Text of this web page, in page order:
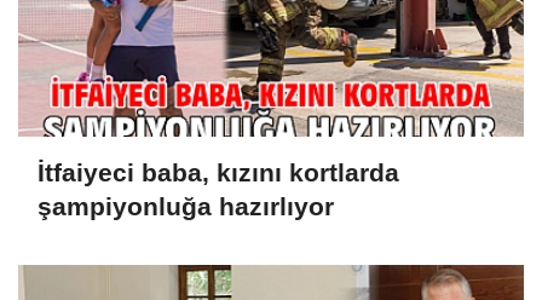
İtfaiyeci baba, kızını kortlarda
şampiyonluğa hazırlıyor